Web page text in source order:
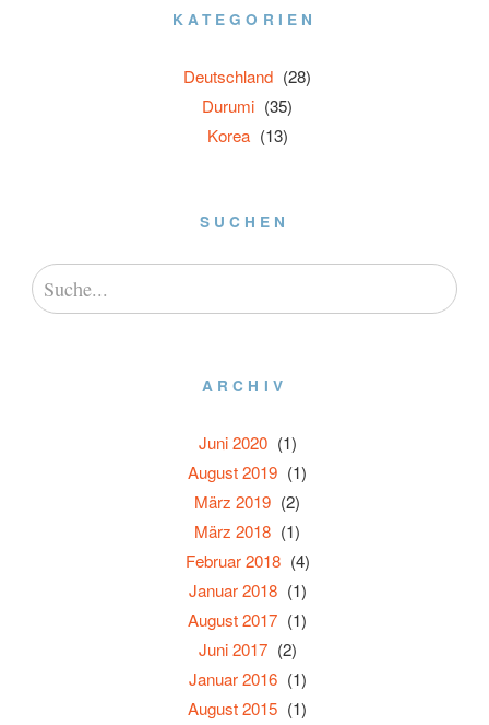
KATEGORIEN
Deutschland (28)
Durumi (35)
Korea (13)
SUCHEN
ARCHIV
Juni 2020 (1)
August 2019 (1)
März 2019 (2)
März 2018 (1)
Februar 2018 (4)
Januar 2018 (1)
August 2017 (1)
Juni 2017 (2)
Januar 2016 (1)
August 2015 (1)